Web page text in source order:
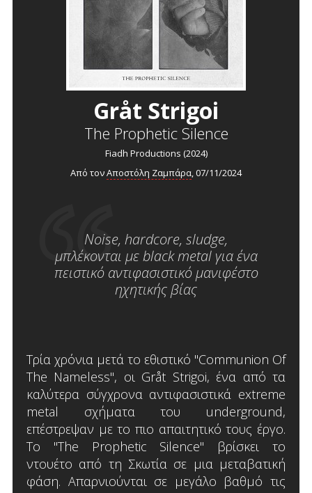
Gråt Strigoi
The Prophetic Silence
Fiadh Productions (2024)
Από τονΑποστόλη Ζαμπάρα, 07/11/2024
Noise, hardcore, sludge,
μπλέκονται με black metal για ένα
πειστικό αντιφασιστικό μανιφέστο
ηχητικής βίας
Τρία χρόνια μετά το εθιστικό "Communion Of
The Nameless", οι Gråt Strigoi, ένα από τα
καλύτερα σύγχρονα αντιφασιστικά extreme
metal σχήματα του underground,
επέστρεψαν με το πιο απαιτητικό τους έργο.
Το "The Prophetic Silence" βρίσκει το
ντουέτο από τη Σκωτία σε μια μεταβατική
φάση. Απαρνιούνται σε μεγάλο βαθμό τις